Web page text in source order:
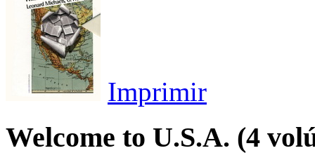
Imprimir
Welcome to U.S.A. (4